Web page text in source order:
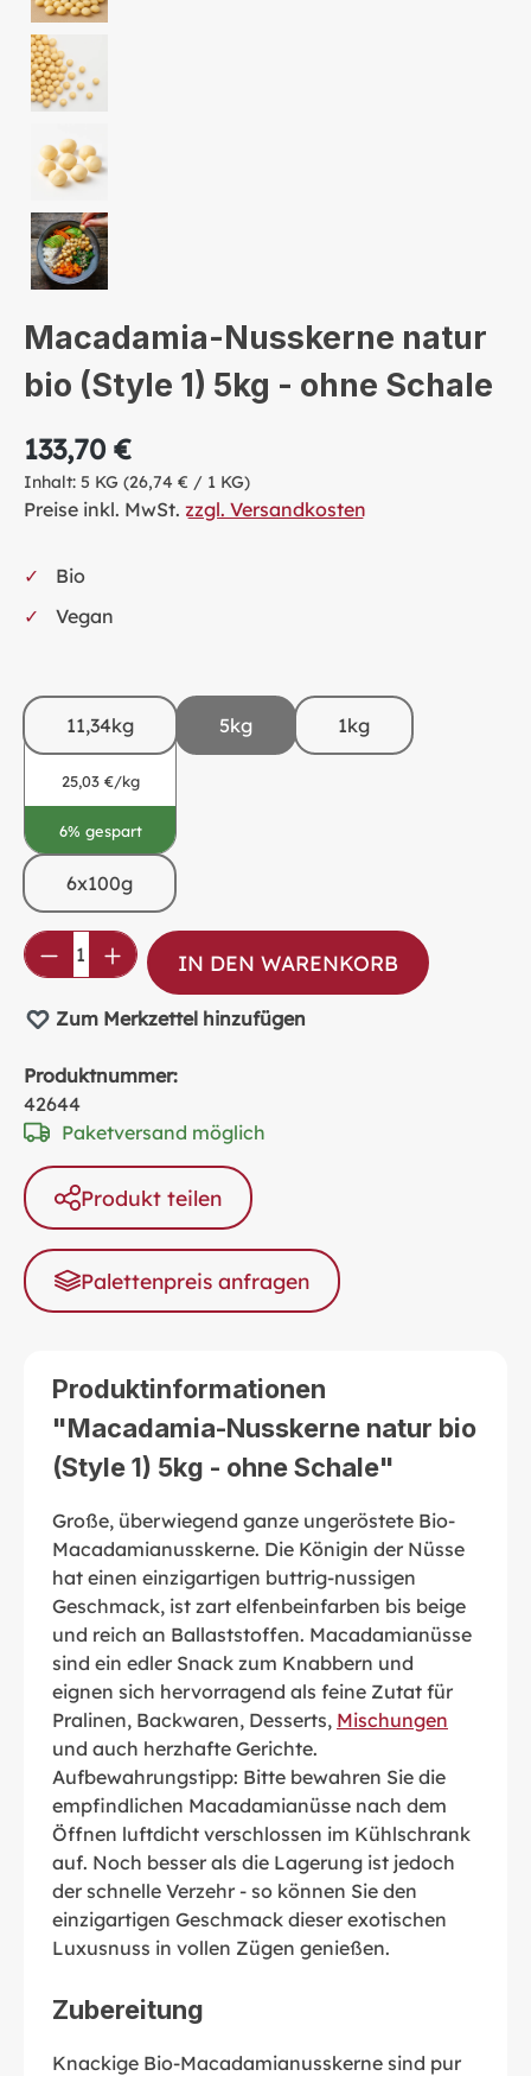
Macadamia-Nusskerne natur
bio (Style 1) 5kg - ohne Schale
133,70 €
Inhalt: 5 KG (26,74 € / 1 KG)
Preise inkl. MwSt. zzgl. Versandkosten
Bio
Vegan
11,34kg
25,03 €/kg
6% gespart
5kg 1kg
6x100g
Produkt Anzahl: Gib den gewünschten
IN DEN WARENKORB
Zum Merkzettel hinzufügen
Produktnummer:
42644
Paketversand möglich
Produkt teilen
Palettenpreis anfragen
Produktinformationen
"Macadamia-Nusskerne natur bio
(Style 1) 5kg - ohne Schale"
Große, überwiegend ganze ungeröstete Bio-
Macadamianusskerne. Die Königin der Nüsse
hat einen einzigartigen buttrig-nussigen
Geschmack, ist zart elfenbeinfarben bis beige
und reich an Ballaststoffen. Macadamianüsse
sind ein edler Snack zum Knabbern und
eignen sich hervorragend als feine Zutat für
Pralinen, Backwaren, Desserts, Mischungen
und auch herzhafte Gerichte.
Aufbewahrungstipp: Bitte bewahren Sie die
empfindlichen Macadamianüsse nach dem
Öffnen luftdicht verschlossen im Kühlschrank
auf. Noch besser als die Lagerung ist jedoch
der schnelle Verzehr - so können Sie den
einzigartigen Geschmack dieser exotischen
Luxusnuss in vollen Zügen genießen.
Zubereitung
Knackige Bio-Macadamianusskerne sind pur